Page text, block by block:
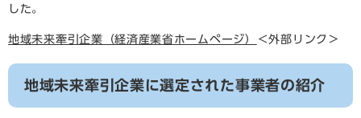
した。
地域未来牽引企業（経済産業省ホームページ） ＜外部リンク＞
地域未来牽引企業に選定された事業者の紹介